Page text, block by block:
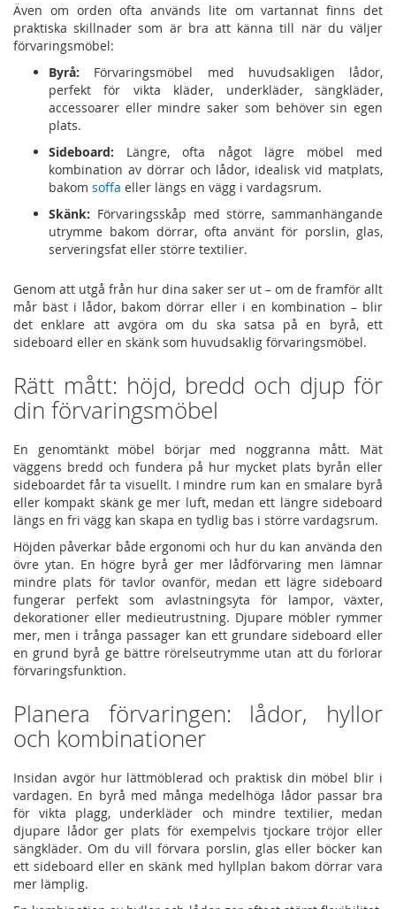
Även om orden ofta används lite om vartannat finns det
praktiska skillnader som är bra att känna till när du väljer
förvaringsmöbel:
Byrå: Förvaringsmöbel med huvudsakligen lådor,
perfekt för vikta kläder, underkläder, sängkläder,
accessoarer eller mindre saker som behöver sin egen
plats.
Sideboard: Längre, ofta något lägre möbel med
kombination av dörrar och lådor, idealisk vid matplats,
bakom soffa eller längs en vägg i vardagsrum.
Skänk: Förvaringsskåp med större, sammanhängande
utrymme bakom dörrar, ofta använt för porslin, glas,
serveringsfat eller större textilier.
Genom att utgå från hur dina saker ser ut – om de framför allt
mår bäst i lådor, bakom dörrar eller i en kombination – blir
det enklare att avgöra om du ska satsa på en byrå, ett
sideboard eller en skänk som huvudsaklig förvaringsmöbel.
Rätt mått: höjd, bredd och djup för
din förvaringsmöbel
En genomtänkt möbel börjar med noggranna mått. Mät
väggens bredd och fundera på hur mycket plats byrån eller
sideboardet får ta visuellt. I mindre rum kan en smalare byrå
eller kompakt skänk ge mer luft, medan ett längre sideboard
längs en fri vägg kan skapa en tydlig bas i större vardagsrum.
Höjden påverkar både ergonomi och hur du kan använda den
övre ytan. En högre byrå ger mer lådförvaring men lämnar
mindre plats för tavlor ovanför, medan ett lägre sideboard
fungerar perfekt som avlastningsyta för lampor, växter,
dekorationer eller medieutrustning. Djupare möbler rymmer
mer, men i trånga passager kan ett grundare sideboard eller
en grund byrå ge bättre rörelseutrymme utan att du förlorar
förvaringsfunktion.
Planera förvaringen: lådor, hyllor
och kombinationer
Insidan avgör hur lättmöblerad och praktisk din möbel blir i
vardagen. En byrå med många medelhöga lådor passar bra
för vikta plagg, underkläder och mindre textilier, medan
djupare lådor ger plats för exempelvis tjockare tröjor eller
sängkläder. Om du vill förvara porslin, glas eller böcker kan
ett sideboard eller en skänk med hyllplan bakom dörrar vara
mer lämplig.